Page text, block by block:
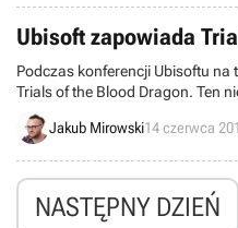
Ubisoft zapowiada
Podczas konferencji Ubisoftu na
Trials of the Blood Dragon. Ten
niepodobnych do siebie
Dragon - trafi na PC, Xboksa
Jakub Mirowski14 czerwca
NASTĘPNY DZIEŃ